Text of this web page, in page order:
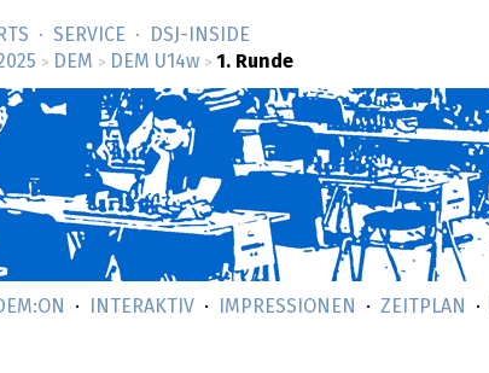
SERVICE
DSJ-­INSIDE
> DEM > DEM U14w > 1. Runde
INTERAKTIV IMPRESSIONEN ZEITPLAN